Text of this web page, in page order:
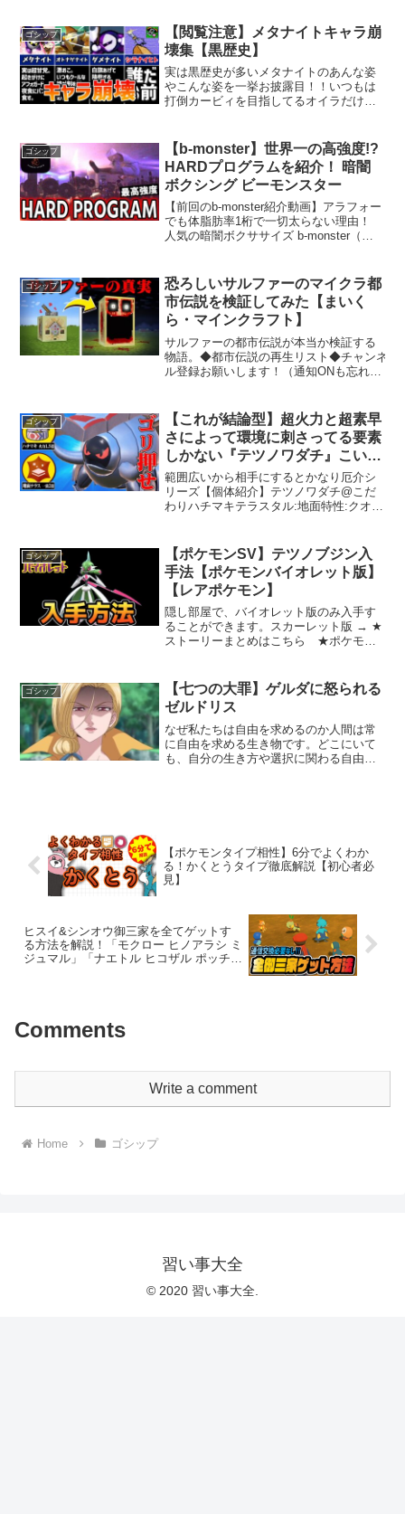
ゴシップ
【閲覧注意】メタナイトキャラ崩
壊集【黒歴史】
実は黒歴史が多いメタナイトのあんな姿
やこんな姿を一挙お披露目！！いつもは
打倒カービィを目指してるオイラだけ
テモテの仮面ヤロウをコテンパンにつる
し上げるぞ！！！……別にバ...
ゴシップ
【b-monster】世界一の高強度!?
HARDプログラムを紹介！ 暗闇
ボクシング ビーモンスター
【前回のb-monster紹介動画】アラフォー
でも体脂肪率1桁で一切太らない理由！
人気の暗闇ボクササイズ b-monster（ビ
【Instagram】お気軽にフォローお願...
ゴシップ
恐ろしいサルファーのマイクラ都
市伝説を検証してみた【まいく
ら・マインクラフト】
サルファーの都市伝説が本当か検証する
物語。◆都市伝説の再生リスト◆チャンネ
ル登録お願いします！（通知ONも忘れず
さん本人登場！！一緒に撮影してたのが
実は大物...
ゴシップ
【これが結論型】超火力と超素早
さによって環境に刺さってる要素
しかない『テツノワダチ』こいつ
マジで強いわ。【ポケモンSV】
範囲広いから相手にするとかなり厄介シ
リーズ【個体紹介】テツノワダチ@こだ
わりハチマキテラスタル:地面特性:クオー
ワイルドボルト アイススピナ...
ゴシップ
【ポケモンSV】テツノブジン入
手法【ポケモンバイオレット版】
【レアポケモン】
隠し部屋で、バイオレット版のみ入手す
ることができます。スカーレット版 → ★
ストーリーまとめはこちら ★ポケモン
ットバイオレット #ストーリー #ムービ
ー...
ゴシップ
【七つの大罪】ゲルダに怒られる
ゼルドリス
なぜ私たちは自由を求めるのか人間は常
に自由を求める生き物です。どこにいて
も、自分の生き方や選択に関わる自由が
【ポケモンタイプ相性】6分でよくわか
る！かくとうタイプ徹底解説【初心者必
見】
ヒスイ&シンオウ御三家を全てゲットす
る方法を解説！「モクロー ヒノアラシ ミ
ジュマル」「ナエトル ヒコザル ポッチャ
Comments
Write a comment
Home ゴシップ
習い事大全
© 2020 習い事大全.